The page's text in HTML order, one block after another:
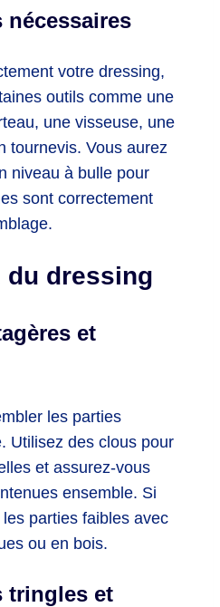
votre dressing,
outils comme une
une visseuse, une
tournevis. Vous aurez
niveau à bulle pour
sont correctement
dressing
et
les parties
Utilisez des clous pour
et assurez-vous
ensemble. Si
parties faibles avec
ou en bois.
tringles et